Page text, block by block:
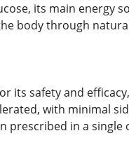
its main energy
body through
its safety and
with minimal
prescribed in a